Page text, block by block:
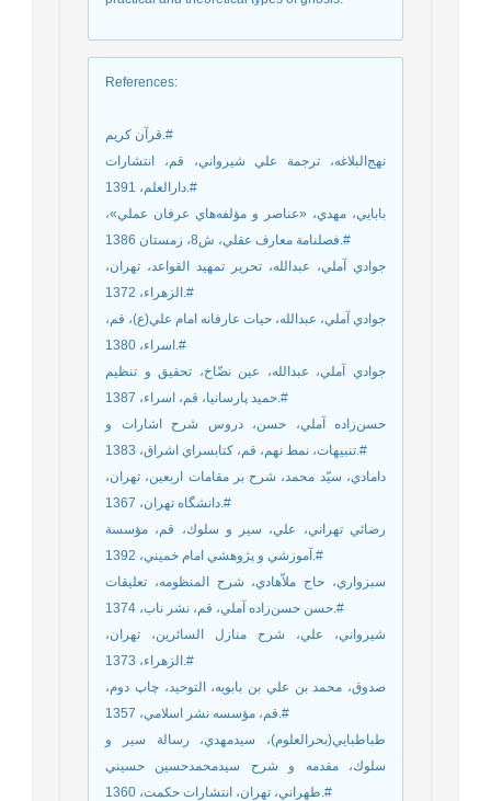
References:
قرآن كريم.#
‌نهج‌البلاغه، ترجمة علي شيرواني، قم، انتشارات
دارالعلم، 1391.#
بابايي، مهدي، «عناصر و مؤلفه‌هاي عرفان عملي»،
فصلنامة معارف عقلي، ش8، زمستان 1386.#
جوادي آملي، عبدالله، تحرير تمهيد القواعد، تهران،
الزهراء، 1372.#
جوادي آملي، عبدالله، حيات عارفانه امام علي(ع)،‌ ‌قم،
اسراء، 1380.#
جوادي آملي، عبدالله، عين نضّاخ، تحقيق و تنظيم
حميد پارسانيا، قم، اسراء، 1387.#
حسن‌زاده آملي، حسن، دروس شرح اشارات و
تنبيهات، نمط نهم، قم، كتابسراي اشراق، 1383.#
دامادي، سيّد محمد، شرح بر مقامات اربعين، تهران،
دانشگاه تهران، 1367.#
رضائي تهراني، علي، سير و سلوك،‌ ‌قم، مؤسسة
آموزشي و پژوهشي امام خميني، 1392.#
سبزواري، حاج ملاّهادي، شرح المنظومه، تعليقات
حسن حسن‌زاده آملي، قم، نشر ناب، 1374.#
شيرواني، علي، شرح منازل السائرين، تهران،
الزهراء، 1373.#
صدوق، محمد بن علي بن بابويه، التوحيد، چاپ دوم،
قم، مؤسسه نشر اسلامي، 1357.#
طباطبايي(بحرالعلوم)، سيدمهدي، رسالة سير و
سلوك، مقدمه و شرح سيدمحمدحسين حسيني
طهراني، تهران، انتشارات حكمت، 1360.#